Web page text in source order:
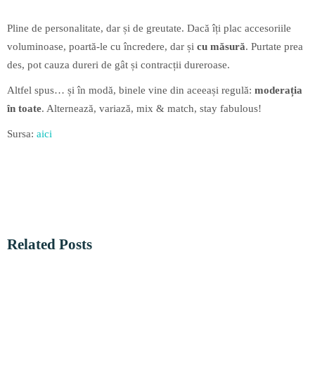
Pline de personalitate, dar și de greutate. Dacă îți plac accesoriile
voluminoase, poartă-le cu încredere, dar și cu măsură. Purtate prea
des, pot cauza dureri de gât și contracții dureroase.
Altfel spus… și în modă, binele vine din aceeași regulă: moderația
în toate. Alternează, variază, mix & match, stay fabulous!
Sursa: aici
Related Posts